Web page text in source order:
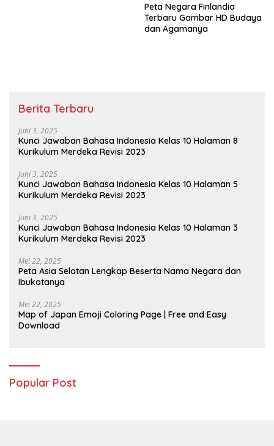
Peta Negara Finlandia
Terbaru Gambar HD Budaya
dan Agamanya
Berita Terbaru
Juni 3, 2025
Kunci Jawaban Bahasa Indonesia Kelas 10 Halaman 8
Kurikulum Merdeka Revisi 2023
Juni 3, 2025
Kunci Jawaban Bahasa Indonesia Kelas 10 Halaman 5
Kurikulum Merdeka Revisi 2023
Juni 3, 2025
Kunci Jawaban Bahasa Indonesia Kelas 10 Halaman 3
Kurikulum Merdeka Revisi 2023
Mei 22, 2025
Peta Asia Selatan Lengkap Beserta Nama Negara dan
Ibukotanya
Mei 22, 2025
Map of Japan Emoji Coloring Page | Free and Easy
Download
Popular Post